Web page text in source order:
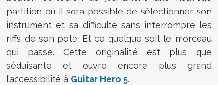
partition où il sera possible de sélectionner son
instrument et sa difficulté sans interrompre les
riffs de son pote. Et ce quelque soit le morceau
qui passe. Cette originalité est plus que
séduisante et ouvre encore plus grand
l’accessibilité à Guitar Hero 5.